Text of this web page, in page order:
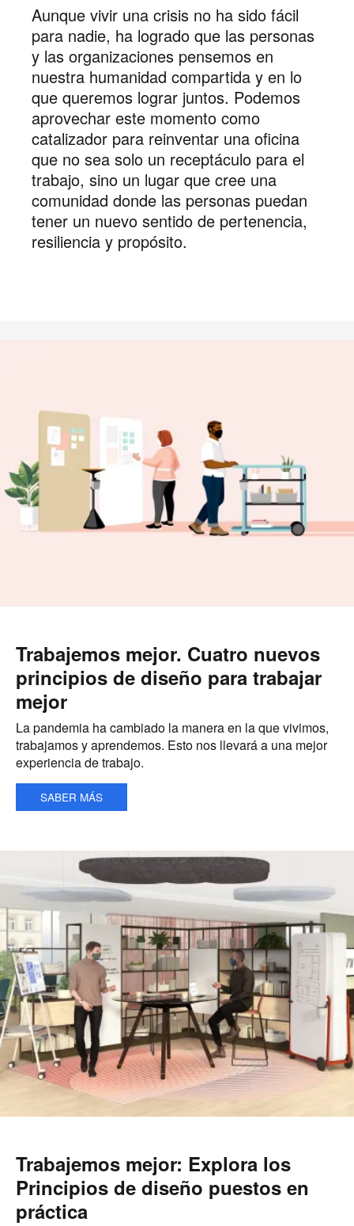
Aunque vivir una crisis no ha sido fácil
para nadie, ha logrado que las personas
y las organizaciones pensemos en
nuestra humanidad compartida y en lo
que queremos lograr juntos. Podemos
aprovechar este momento como
catalizador para reinventar una oficina
que no sea solo un receptáculo para el
trabajo, sino un lugar que cree una
comunidad donde las personas puedan
tener un nuevo sentido de pertenencia,
resiliencia y propósito.
Trabajemos mejor. Cuatro nuevos
principios de diseño para trabajar
mejor
La pandemia ha cambiado la manera en la que vivimos,
trabajamos y aprendemos. Esto nos llevará a una mejor
experiencia de trabajo.
SABER MÁS
Trabajemos mejor: Explora los
Principios de diseño puestos en
práctica